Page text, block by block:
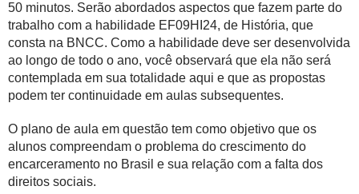
50 minutos. Serão abordados aspectos que fazem parte do
trabalho com a habilidade EF09HI24, de História, que
consta na BNCC. Como a habilidade deve ser desenvolvida
ao longo de todo o ano, você observará que ela não será
contemplada em sua totalidade aqui e que as propostas
podem ter continuidade em aulas subsequentes.
O plano de aula em questão tem como objetivo que os
alunos compreendam o problema do crescimento do
encarceramento no Brasil e sua relação com a falta dos
direitos sociais.